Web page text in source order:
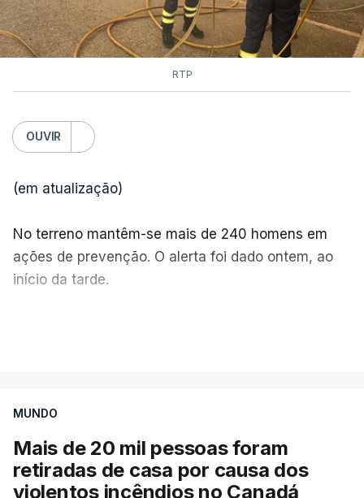
RTP
OUVIR
(em atualização)
No terreno mantêm-se mais de 240 homens em
ações de prevenção. O alerta foi dado ontem, ao
início da tarde.
MUNDO
Mais de 20 mil pessoas foram
retiradas de casa por causa dos
violentos incêndios no Canadá